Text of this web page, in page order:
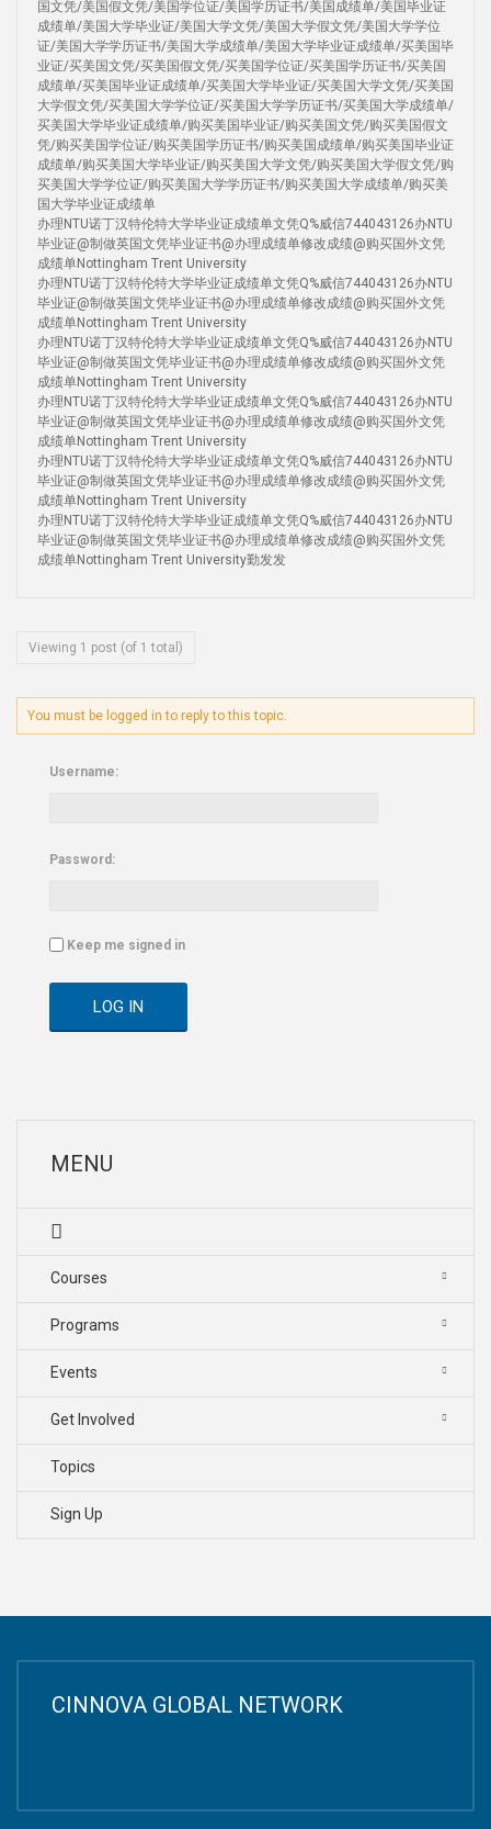
国文凭/美国假文凭/美国学位证/美国学历证书/美国成绩单/美国毕业证
成绩单/美国大学毕业证/美国大学文凭/美国大学假文凭/美国大学学位
证/美国大学学历证书/美国大学成绩单/美国大学毕业证成绩单/买美国毕
业证/买美国文凭/买美国假文凭/买美国学位证/买美国学历证书/买美国
成绩单/买美国毕业证成绩单/买美国大学毕业证/买美国大学文凭/买美国
大学假文凭/买美国大学学位证/买美国大学学历证书/买美国大学成绩单/
买美国大学毕业证成绩单/购买美国毕业证/购买美国文凭/购买美国假文
凭/购买美国学位证/购买美国学历证书/购买美国成绩单/购买美国毕业证
成绩单/购买美国大学毕业证/购买美国大学文凭/购买美国大学假文凭/购
买美国大学学位证/购买美国大学学历证书/购买美国大学成绩单/购买美
国大学毕业证成绩单
办理NTU诺丁汉特伦特大学毕业证成绩单文凭Q%威信744043126办NTU
毕业证@制做英国文凭毕业证书@办理成绩单修改成绩@购买国外文凭
成绩单Nottingham Trent University
办理NTU诺丁汉特伦特大学毕业证成绩单文凭Q%威信744043126办NTU
毕业证@制做英国文凭毕业证书@办理成绩单修改成绩@购买国外文凭
成绩单Nottingham Trent University
办理NTU诺丁汉特伦特大学毕业证成绩单文凭Q%威信744043126办NTU
毕业证@制做英国文凭毕业证书@办理成绩单修改成绩@购买国外文凭
成绩单Nottingham Trent University
办理NTU诺丁汉特伦特大学毕业证成绩单文凭Q%威信744043126办NTU
毕业证@制做英国文凭毕业证书@办理成绩单修改成绩@购买国外文凭
成绩单Nottingham Trent University
办理NTU诺丁汉特伦特大学毕业证成绩单文凭Q%威信744043126办NTU
毕业证@制做英国文凭毕业证书@办理成绩单修改成绩@购买国外文凭
成绩单Nottingham Trent University
办理NTU诺丁汉特伦特大学毕业证成绩单文凭Q%威信744043126办NTU
毕业证@制做英国文凭毕业证书@办理成绩单修改成绩@购买国外文凭
成绩单Nottingham Trent University勤发发
Viewing 1 post (of 1 total)
You must be logged in to reply to this topic.
Username:
Password:
Keep me signed in
LOG IN
MENU
Courses
Programs
Events
Get Involved
Topics
Sign Up
CINNOVA GLOBAL NETWORK